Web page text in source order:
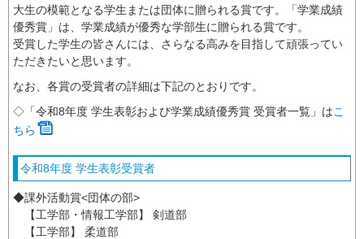
大生の模範となる学生または団体に贈られる賞です。「学業成績
優秀賞」は、学業成績が優秀な学部生に贈られる賞です。
受賞した学生の皆さんには、さらなる高みを目指して頑張ってい
ただきたいと思います。
なお、各賞の受賞者の詳細は下記のとおりです。
◇「令和8年度 学生表彰および学業成績優秀賞 受賞者一覧」はこ
ちら
令和8年度 学生表彰受賞者
◆課外活動賞<団体の部>
【工学部・情報工学部】 剣道部
【工学部】 柔道部